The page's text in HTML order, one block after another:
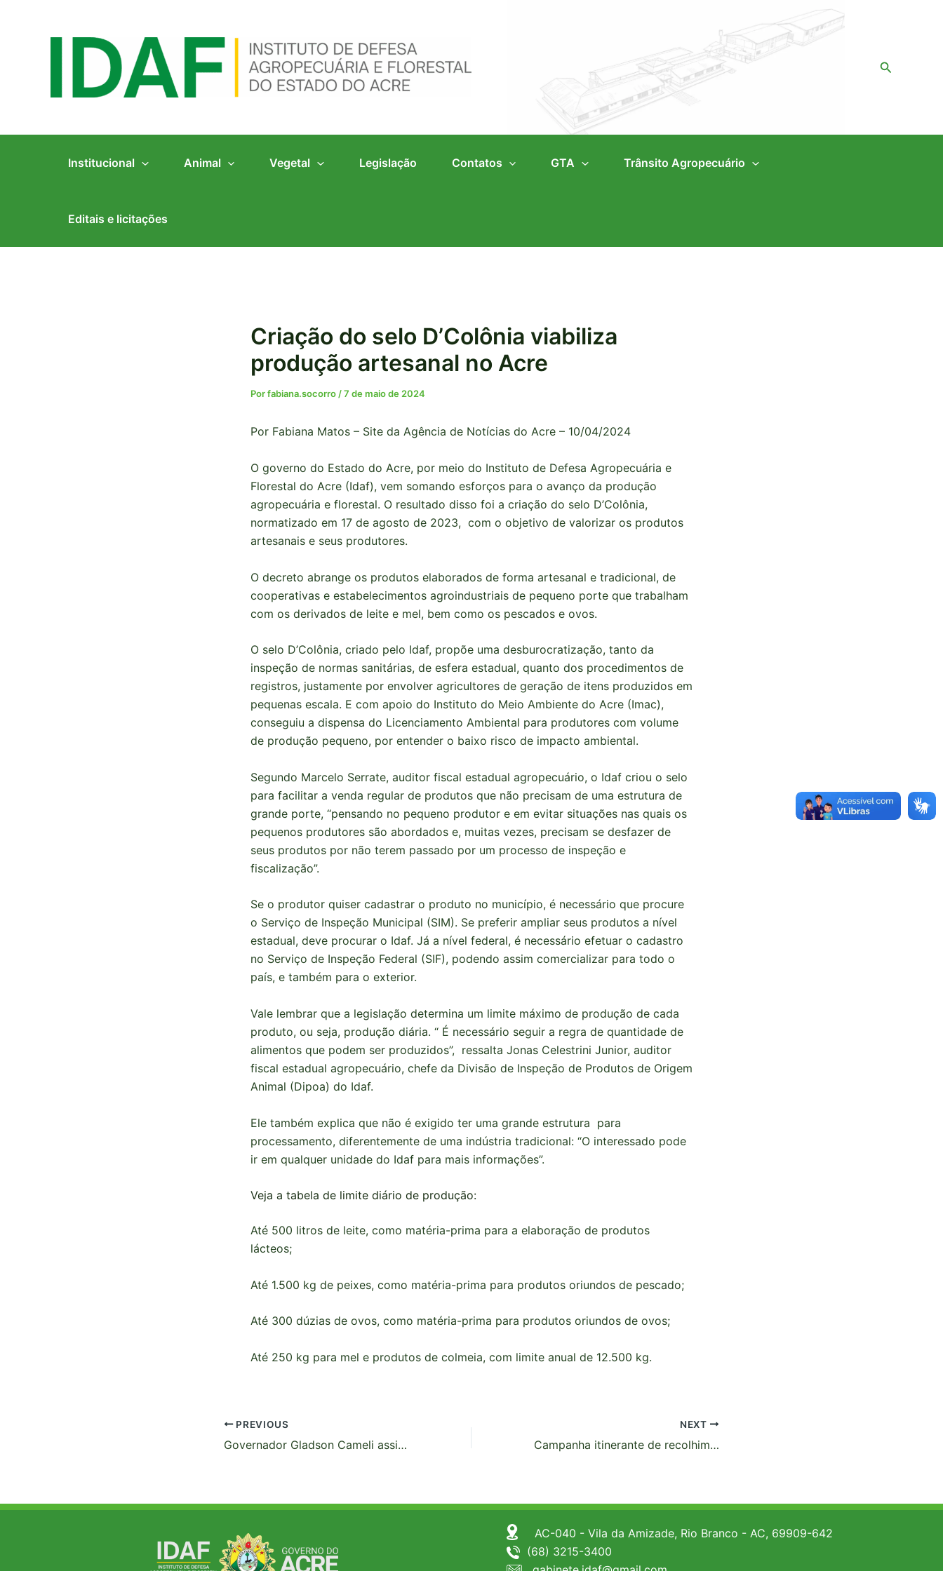
Pesquisar
Institucional Animal Vegetal Legislação Contatos GTA Trânsito Agropecuário
Editais e licitações
Criação do selo D’Colônia viabiliza
produção artesanal no Acre
Porfabiana.socorro/7 de maio de 2024
Por Fabiana Matos – Site da Agência de Notícias do Acre – 10/04/2024
O governo do Estado do Acre, por meio do Instituto de Defesa Agropecuária e
Florestal do Acre (Idaf), vem somando esforços para o avanço da produção
agropecuária e florestal. O resultado disso foi a criação do selo D’Colônia,
normatizado em 17 de agosto de 2023, com o objetivo de valorizar os produtos
artesanais e seus produtores.
O decreto abrange os produtos elaborados de forma artesanal e tradicional, de
cooperativas e estabelecimentos agroindustriais de pequeno porte que trabalham
com os derivados de leite e mel, bem como os pescados e ovos.
O selo D’Colônia, criado pelo Idaf, propõe uma desburocratização, tanto da
inspeção de normas sanitárias, de esfera estadual, quanto dos procedimentos de
registros, justamente por envolver agricultores de geração de itens produzidos em
pequenas escala. E com apoio do Instituto do Meio Ambiente do Acre (Imac),
conseguiu a dispensa do Licenciamento Ambiental para produtores com volume
de produção pequeno, por entender o baixo risco de impacto ambiental.
Segundo Marcelo Serrate, auditor fiscal estadual agropecuário, o Idaf criou o selo
para facilitar a venda regular de produtos que não precisam de uma estrutura de
grande porte, “pensando no pequeno produtor e em evitar situações nas quais os
pequenos produtores são abordados e, muitas vezes, precisam se desfazer de
seus produtos por não terem passado por um processo de inspeção e
fiscalização”.
Se o produtor quiser cadastrar o produto no município, é necessário que procure
o Serviço de Inspeção Municipal (SIM). Se preferir ampliar seus produtos a nível
estadual, deve procurar o Idaf. Já a nível federal, é necessário efetuar o cadastro
no Serviço de Inspeção Federal (SIF), podendo assim comercializar para todo o
país, e também para o exterior.
Vale lembrar que a legislação determina um limite máximo de produção de cada
produto, ou seja, produção diária. “ É necessário seguir a regra de quantidade de
alimentos que podem ser produzidos”, ressalta Jonas Celestrini Junior, auditor
fiscal estadual agropecuário, chefe da Divisão de Inspeção de Produtos de Origem
Animal (Dipoa) do Idaf.
Ele também explica que não é exigido ter uma grande estrutura para
processamento, diferentemente de uma indústria tradicional: “O interessado pode
ir em qualquer unidade do Idaf para mais informações”.
Veja a tabela de limite diário de produção:
Até 500 litros de leite, como matéria-prima para a elaboração de produtos
lácteos;
Até 1.500 kg de peixes, como matéria-prima para produtos oriundos de pescado;
Até 300 dúzias de ovos, como matéria-prima para produtos oriundos de ovos;
Até 250 kg para mel e produtos de colmeia, com limite anual de 12.500 kg.
PREVIOUS
Governador Gladson Cameli assina ordem de serviço para recuperação da Biblioteca da Floresta e entrega equipamentos ao Idaf
NEXT
Campanha itinerante de recolhimento de embalagens de agrotóxicos chega ao Alto Acre
AC-040 - Vila da Amizade, Rio Branco - AC, 69909-642
(68) 3215-3400